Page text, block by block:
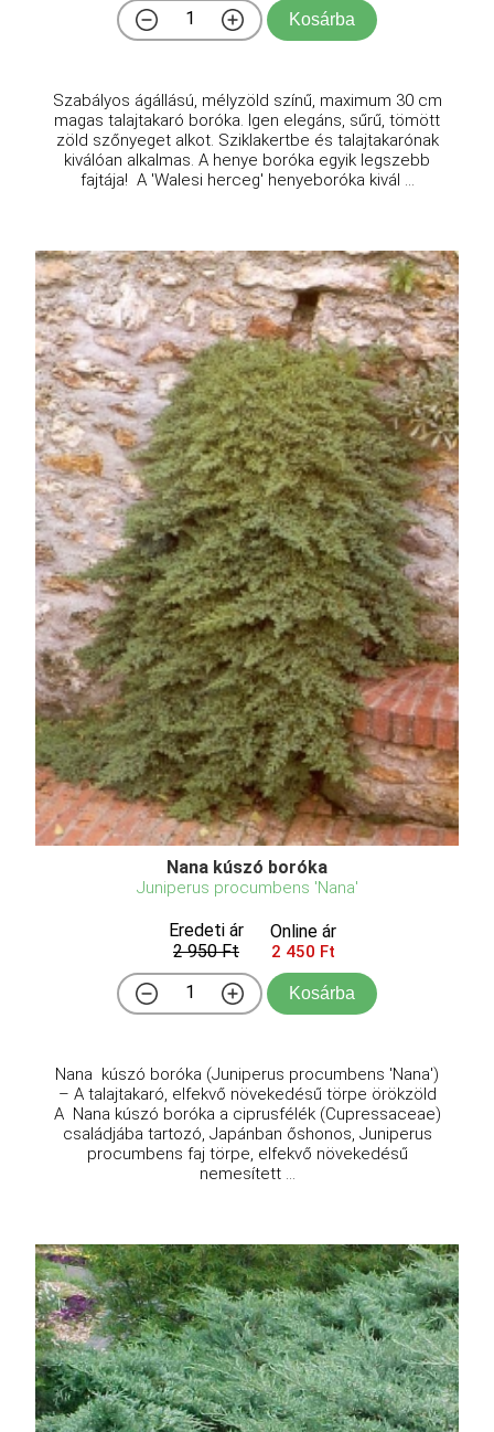
Kosárba
Szabályos ágállású, mélyzöld színű, maximum 30 cm
magas talajtakaró boróka. Igen elegáns, sűrű, tömött
zöld szőnyeget alkot. Sziklakertbe és talajtakarónak
kiválóan alkalmas. A henye boróka egyik legszebb
fajtája! A 'Walesi herceg' henyeboróka kivál ...
Nana kúszó boróka
Juniperus procumbens 'Nana'
Eredeti ár
2 950 Ft
Online ár
2 450 Ft
Kosárba
Nana kúszó boróka (Juniperus procumbens 'Nana')
– A talajtakaró, elfekvő növekedésű törpe örökzöld
A Nana kúszó boróka a ciprusfélék (Cupressaceae)
családjába tartozó, Japánban őshonos, Juniperus
procumbens faj törpe, elfekvő növekedésű
nemesített ...